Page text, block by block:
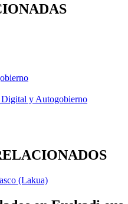
y Autogobierno
(Lakua)